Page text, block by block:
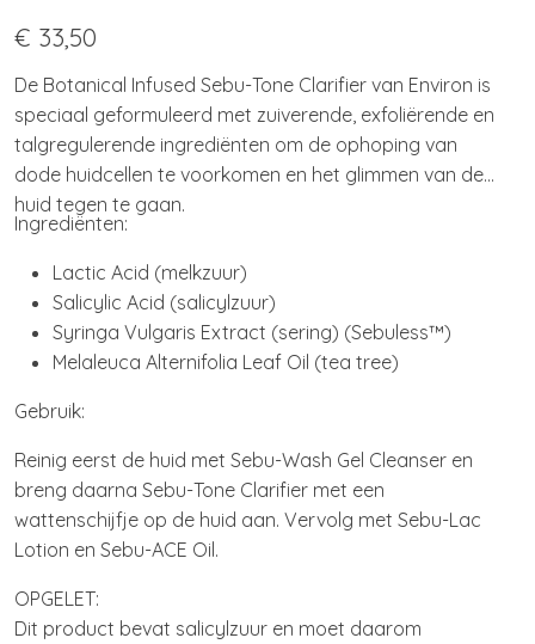
€ 33,50
De Botanical Infused Sebu-Tone Clarifier van Environ is
speciaal geformuleerd met zuiverende, exfoliërende en
talgregulerende ingrediënten om de ophoping van
dode huidcellen te voorkomen en het glimmen van de
huid tegen te gaan.
Ingrediënten:
Lactic Acid (melkzuur)
Salicylic Acid (salicylzuur)
Syringa Vulgaris Extract (sering) (Sebuless™)
Melaleuca Alternifolia Leaf Oil (tea tree)
Gebruik:
Reinig eerst de huid met Sebu-Wash Gel Cleanser en
breng daarna Sebu-Tone Clarifier met een
wattenschijfje op de huid aan. Vervolg met Sebu-Lac
Lotion en Sebu-ACE Oil.
OPGELET:
Dit product bevat salicylzuur en moet daarom